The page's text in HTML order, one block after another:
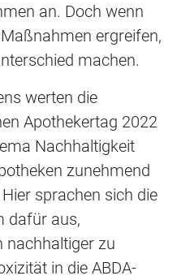
an. Doch wenn
ergreifen,
machen.
werten die
Apothekertag 2022
Nachhaltigkeit
zunehmend
sprachen sich die
dafür aus,
nachhaltiger zu
in die ABDA-